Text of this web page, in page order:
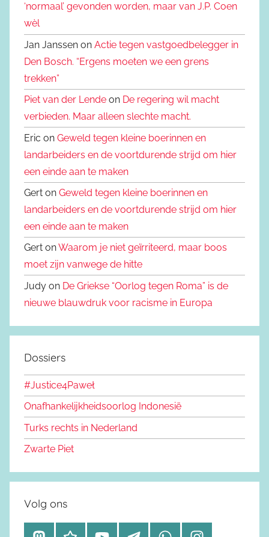
‘normaal’ gevonden worden, maar van J.P. Coen
wèl
Jan Janssen on Actie tegen vastgoedbelegger in
Den Bosch. “Ergens moeten we een grens
trekken”
Piet van der Lende on De regering wil macht
verbieden. Maar alleen slechte macht.
Eric on Geweld tegen kleine boerinnen en
landarbeiders en de voortdurende strijd om hier
een einde aan te maken
Gert on Geweld tegen kleine boerinnen en
landarbeiders en de voortdurende strijd om hier
een einde aan te maken
Gert onWaarom je niet geïrriteerd, maar boos
moet zijn vanwege de hitte
Judy on De Griekse “Oorlog tegen Roma” is de
nieuwe blauwdruk voor racisme in Europa
Dossiers
#Justice4Paweł
Onafhankelijkheidsoorlog Indonesië
Turks rechts in Nederland
Zwarte Piet
Volg ons